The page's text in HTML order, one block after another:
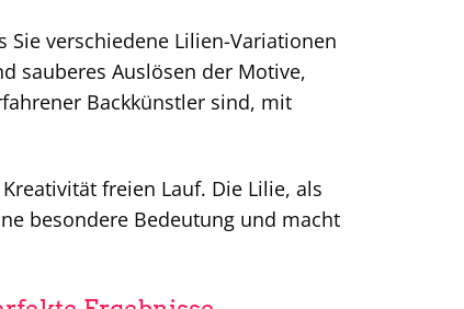
Sie verschiedene Lilien-Variationen
sauberes Auslösen der Motive,
Backkünstler sind, mit
freien Lauf. Die Lilie, als
besondere Bedeutung und macht